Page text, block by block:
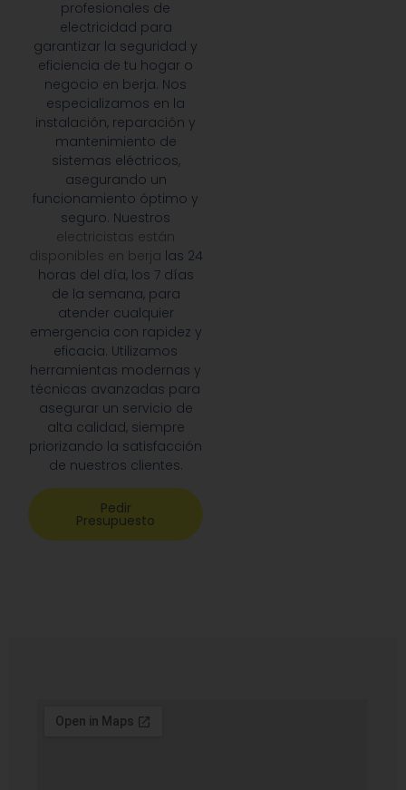
profesionales de
electricidad para
garantizar la seguridad y
eficiencia de tu hogar o
negocio en berja. Nos
especializamos en la
instalación, reparación y
mantenimiento de
sistemas eléctricos,
asegurando un
funcionamiento óptimo y
seguro. Nuestros
electricistas están
disponibles en berja las 24
horas del día, los 7 días
de la semana, para
atender cualquier
emergencia con rapidez y
eficacia. Utilizamos
herramientas modernas y
técnicas avanzadas para
asegurar un servicio de
alta calidad, siempre
priorizando la satisfacción
de nuestros clientes.
Pedir
Presupuesto